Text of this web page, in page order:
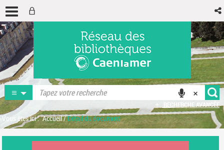
RECHERCHE AVANCÉE
Vous êtes ici : Accueil/Détail du document